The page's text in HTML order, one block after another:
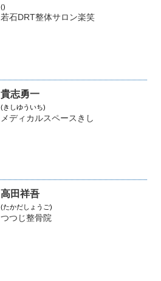
()
若石DRT整体サロン楽笑
貴志勇一
(きしゆういち)
メディカルスペースきし
高田祥吾
(たかだしょうご)
つつじ整骨院